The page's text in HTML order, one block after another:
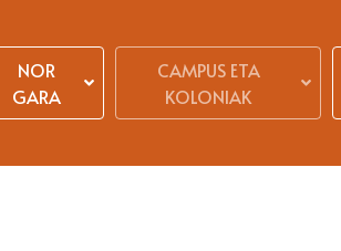
NOR
GARA
CAMPUS ETA
KOLONIAK